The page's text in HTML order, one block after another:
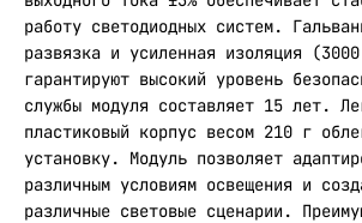
работу светодиодных систем.
развязка и усиленная изоляция
гарантируют высокий уровень
службы модуля составляет 15 лет.
пластиковый корпус весом 210 г
установку. Модуль позволяет
различным условиям освещения и
различные световые сценарии.